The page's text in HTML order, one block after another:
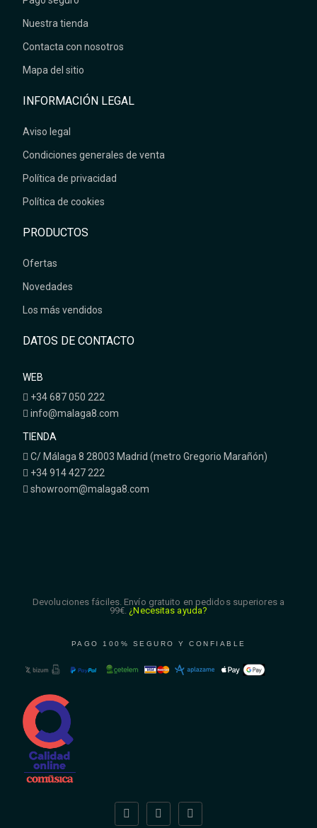
Nuestra tienda
Contacta con nosotros
Mapa del sitio
INFORMACIÓN LEGAL
Aviso legal
Condiciones generales de venta
Política de privacidad
Política de cookies
PRODUCTOS
Ofertas
Novedades
Los más vendidos
DATOS DE CONTACTO
WEB
+34 687 050 222
info@malaga8.com
TIENDA
C/ Málaga 8 28003 Madrid (metro Gregorio Marañón)
+34 914 427 222
showroom@malaga8.com
Devoluciones fáciles. Envío gratuito en pedidos superiores a
99€. ¿Necesitas ayuda?
PAGO 100% SEGURO Y CONFIABLE